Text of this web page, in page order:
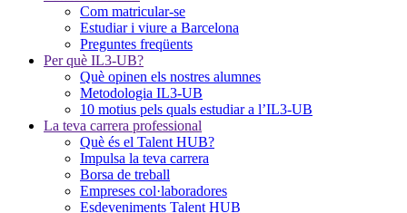
Com matricular-se
Estudiar i viure a Barcelona
Preguntes freqüents
Per què IL3-UB?
Què opinen els nostres alumnes
Metodologia IL3-UB
10 motius pels quals estudiar a l’IL3-UB
La teva carrera professional
Què és el Talent HUB?
Impulsa la teva carrera
Borsa de treball
Empreses col·laboradores
Esdeveniments Talent HUB